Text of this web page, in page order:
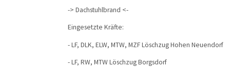
-> Dachstuhlbrand <-
Eingesetzte Kräfte:
- LF, DLK, ELW, MTW, MZF Löschzug Hohen Neuendorf
- LF, RW, MTW Löschzug Borgsdorf